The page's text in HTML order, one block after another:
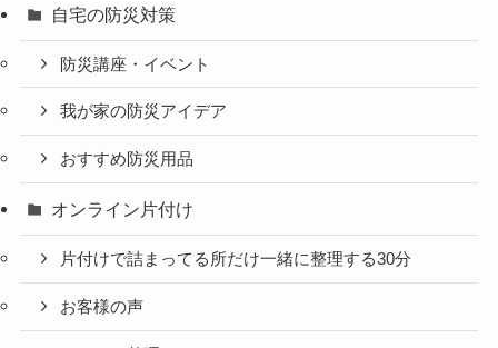
自宅の防災対策
防災講座・イベント
我が家の防災アイデア
おすすめ防災用品
オンライン片付け
片付けで詰まってる所だけ一緒に整理する30分
お客様の声